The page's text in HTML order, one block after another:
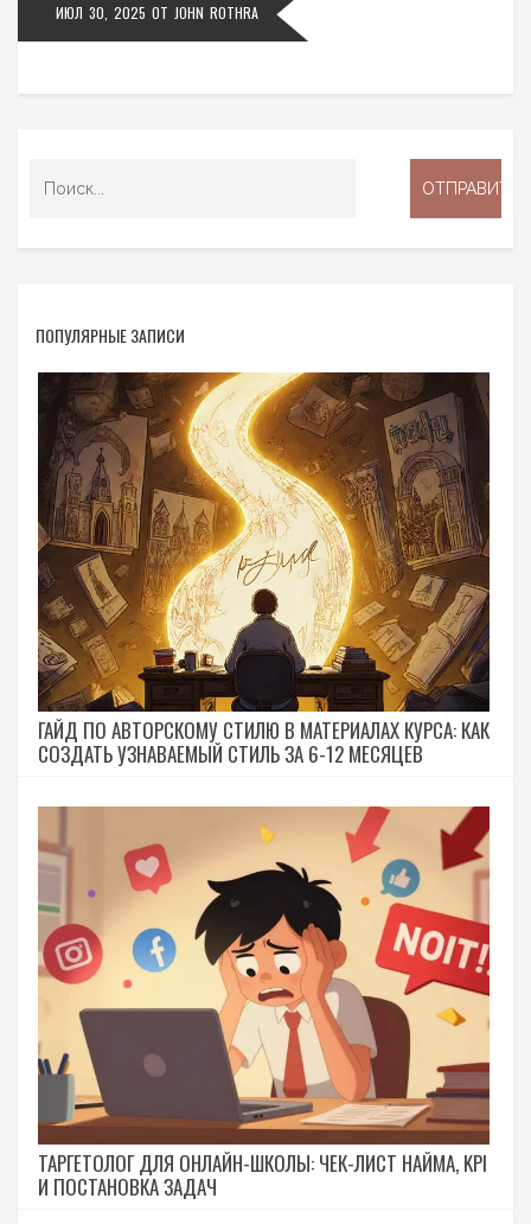
ИЮЛ 30, 2025 ОТ JOHN ROTHRA
ПОПУЛЯРНЫЕ ЗАПИСИ
ГАЙД ПО АВТОРСКОМУ СТИЛЮ В МАТЕРИАЛАХ КУРСА: КАК
СОЗДАТЬ УЗНАВАЕМЫЙ СТИЛЬ ЗА 6-12 МЕСЯЦЕВ
ТАРГЕТОЛОГ ДЛЯ ОНЛАЙН-ШКОЛЫ: ЧЕК-ЛИСТ НАЙМА, KPI
И ПОСТАНОВКА ЗАДАЧ